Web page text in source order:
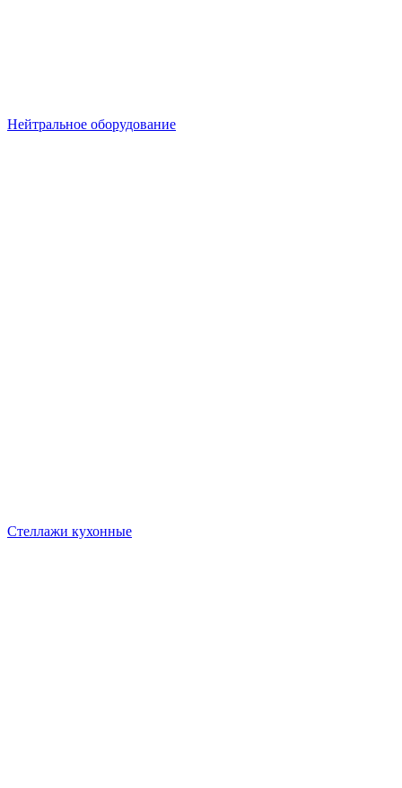
Нейтральное оборудование
Стеллажи кухонные